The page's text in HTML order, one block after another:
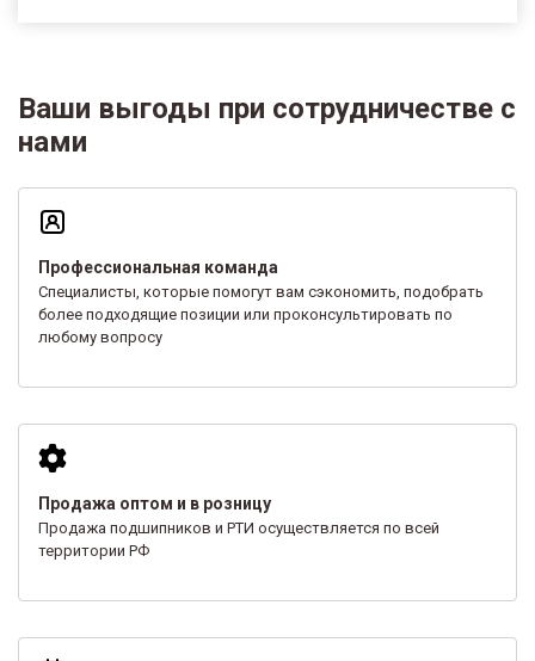
Ваши выгоды при сотрудничестве с
нами
Профессиональная команда
Специалисты, которые помогут вам сэкономить, подобрать
более подходящие позиции или проконсультировать по
любому вопросу
Продажа оптом и в розницу
Продажа подшипников и РТИ осуществляется по всей
территории РФ